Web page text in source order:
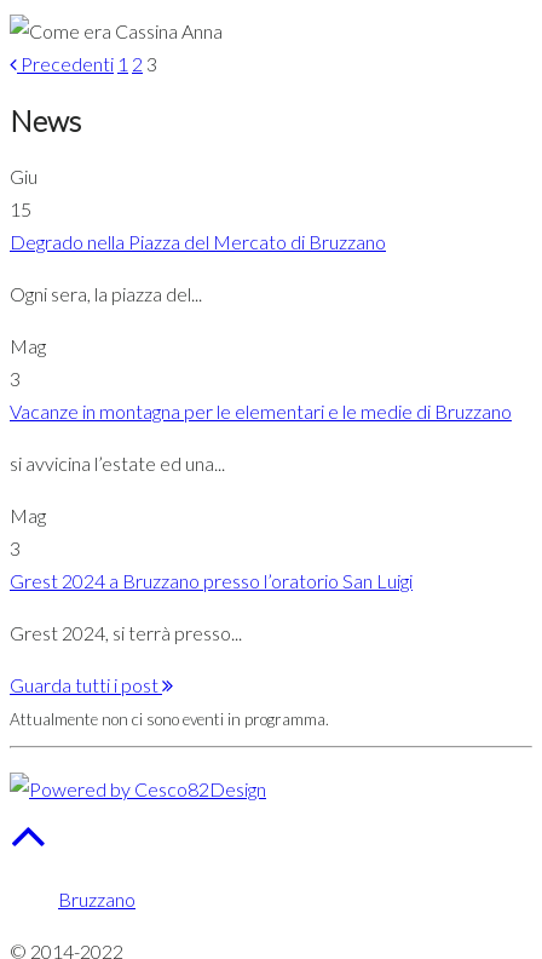
Precedenti 1 2 3
News
Giu
15
Degrado nella Piazza del Mercato di Bruzzano
Ogni sera, la piazza del...
Mag
3
Vacanze in montagna per le elementari e le medie di Bruzzano
si avvicina l’estate ed una...
Mag
3
Grest 2024 a Bruzzano presso l’oratorio San Luigi
Grest 2024, si terrà presso...
Guarda tutti i post
Attualmente non ci sono eventi in programma.
Bruzzano
© 2014-2022